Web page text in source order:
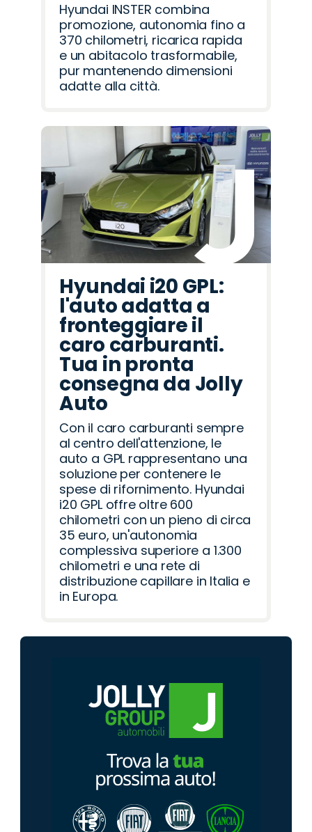
Hyundai INSTER combina
promozione, autonomia fino a
370 chilometri, ricarica rapida
e un abitacolo trasformabile,
pur mantenendo dimensioni
adatte alla città.
Hyundai i20 GPL:
l'auto adatta a
fronteggiare il
caro carburanti.
Tua in pronta
consegna da Jolly
Auto
Con il caro carburanti sempre
al centro dell'attenzione, le
auto a GPL rappresentano una
soluzione per contenere le
spese di rifornimento. Hyundai
i20 GPL offre oltre 600
chilometri con un pieno di circa
35 euro, un'autonomia
complessiva superiore a 1.300
chilometri e una rete di
distribuzione capillare in Italia e
in Europa.